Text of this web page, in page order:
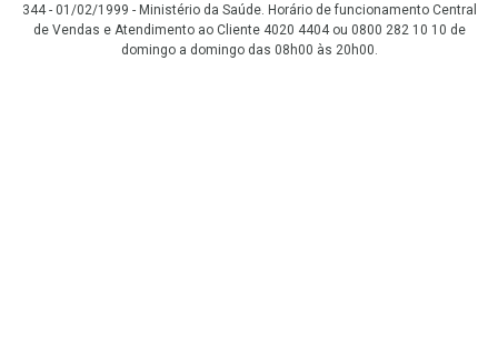
344 - 01/02/1999 - Ministério da Saúde. Horário de funcionamento Central
de Vendas e Atendimento ao Cliente 4020 4404 ou 0800 282 10 10 de
domingo a domingo das 08h00 às 20h00.